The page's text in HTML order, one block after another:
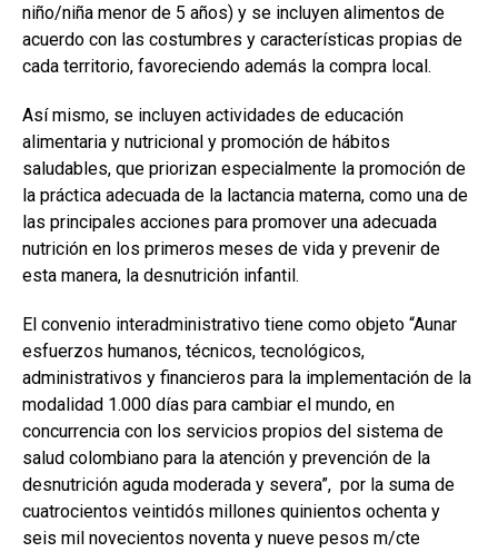
niño/niña menor de 5 años) y se incluyen alimentos de
acuerdo con las costumbres y características propias de
cada territorio, favoreciendo además la compra local.
Así mismo, se incluyen actividades de educación
alimentaria y nutricional y promoción de hábitos
saludables, que priorizan especialmente la promoción de
la práctica adecuada de la lactancia materna, como una de
las principales acciones para promover una adecuada
nutrición en los primeros meses de vida y prevenir de
esta manera, la desnutrición infantil.
El convenio interadministrativo tiene como objeto “Aunar
esfuerzos humanos, técnicos, tecnológicos,
administrativos y financieros para la implementación de la
modalidad 1.000 días para cambiar el mundo, en
concurrencia con los servicios propios del sistema de
salud colombiano para la atención y prevención de la
desnutrición aguda moderada y severa”, por la suma de
cuatrocientos veintidós millones quinientos ochenta y
seis mil novecientos noventa y nueve pesos m/cte